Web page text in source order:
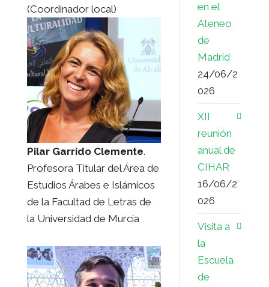
(Coordinador local)
Pilar Garrido Clemente.
Profesora Titular del Área de
Estudios Árabes e Islámicos
de la Facultad de Letras de
la Universidad de Murcia
en el
Ateneo
de
Madrid
24/06/2
026
XII
reunión
anual de
CIHAR
16/06/2
026
Visita a
la
Escuela
de